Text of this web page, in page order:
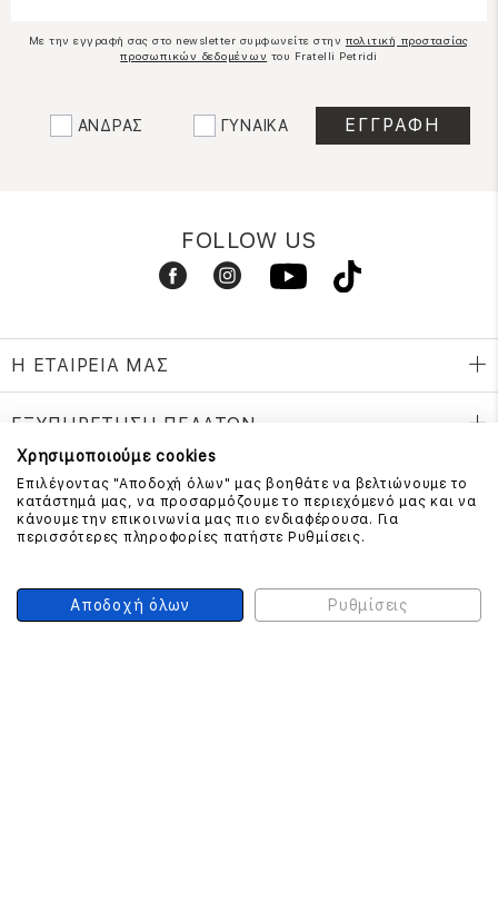
Με την εγγραφή σας στο newsletter συμφωνείτε στην πολιτική προστασίας
προσωπικών δεδομένων του Fratelli Petridi
ΑΝΔΡΑΣ ΓΥΝΑΙΚΑ
FOLLOW US
Η ΕΤΑΙΡΕΙΑ ΜΑΣ
ΕΞΥΠΗΡΕΤΗΣΗ ΠΕΛΑΤΩΝ
ΕΠΙΚΟΙΝΩΝΗΣΤΕ ΜΑΖΙ ΜΑΣ
210 999 4510
Χρησιμοποιούμε cookies
Επιλέγοντας "Αποδοχή όλων" μας βοηθάτε να βελτιώνουμε το
κατάστημά μας, να προσαρμόζουμε το περιεχόμενό μας και να
κάνουμε την επικοινωνία μας πιο ενδιαφέρουσα. Για
περισσότερες πληροφορίες πατήστε Ρυθμίσεις.
Αποδοχή όλων Ρυθμίσεις